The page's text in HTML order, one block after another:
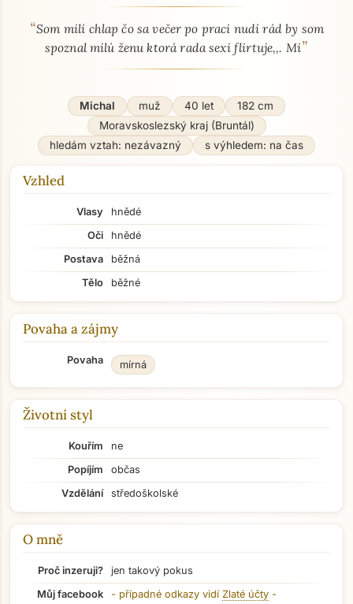
O mně - seznamka profil
“Som milí chlap čo sa večer po praci nudí rád by som
spoznal milú ženu ktorá rada sexi flirtuje,,. Mi”
Michal muž 40 let
182 cm
Moravskoslezský kraj (Bruntál)
hledám vztah: nezávazný
s výhledem: na čas
Vzhled
Vlasy
hnědé
Oči
hnědé
Postava
běžná
Tělo
běžné
Povaha a zájmy
Povaha mírná
Životní styl
Kouřím
ne
Popíjím
občas
Vzdělání
středoškolské
O mně
Proč inzeruji?
jen takový pokus
Můj facebook
- případné odkazy vidí Zlaté účty -